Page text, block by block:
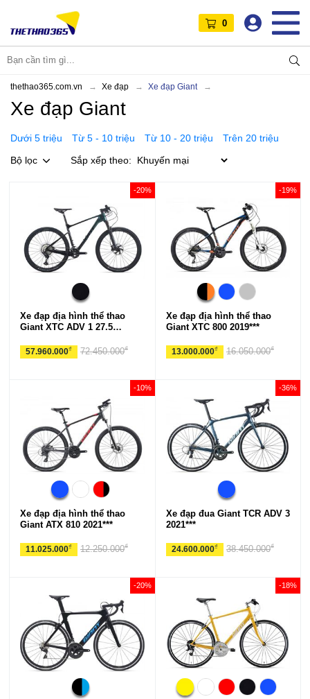
0
thethao365.com.vn Xe đạp Xe đạp Giant
Xe đạp Giant
Dưới 5 triệu Từ 5 - 10 triệu Từ 10 - 20 triệu
Trên 20 triệu
Bộ lọc
Sắp xếp theo:
Xe đạp địa hình thể thao
Giant XTC ADV 1 27.5
57.960.000₫
-20%
72.450.000₫
Xe đạp địa hình thể thao
Giant XTC 800 2019***
13.000.000₫
-19%
16.050.000₫
Xe đạp địa hình thể thao
Giant ATX 810 2021***
11.025.000₫
-10%
12.250.000₫
Xe đạp đua Giant TCR ADV 3
2021***
24.600.000₫
-36%
38.450.000₫
-20% -18%